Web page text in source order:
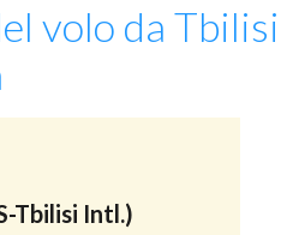
volo da
Tbilisi Intl.)